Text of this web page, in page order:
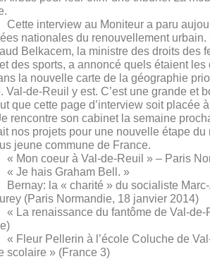
Cette interview au Moniteur a paru
nationales du renouvellement urbain.
Belkacem, la ministre des droits des
des sports, a annoncé quels étaient
la nouvelle carte de la géographie
Val-de-Reuil y est. C’est une grande et
que cette page d’interview soit placée
rencontre son cabinet la semaine
nos projets pour une nouvelle étape
jeune commune de France.
« Mon coeur à Val-de-Reuil » – Paris
« Je hais Graham Bell. »
Bernay: la « charité » du socialiste
(Paris Normandie, 18 janvier 2014)
« La renaissance du fantôme de Val-
« Fleur Pellerin à l’école Coluche de
scolaire » (France 3)